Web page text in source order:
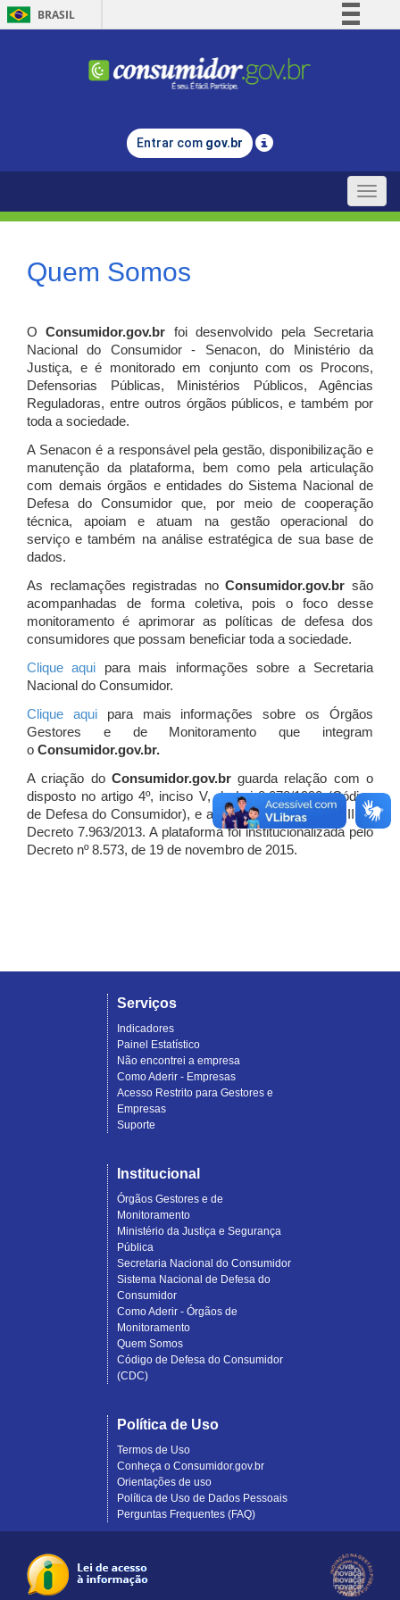
BRASIL
Comunica BR
Legislação
Entrar com gov.br
Toggle
Quem Somos
OConsumidor.gov.br
foi desenvolvido pela Secretaria
Nacional do Consumidor - Senacon, do Ministério da
Justiça, e é monitorado em conjunto com os Procons,
Defensorias Públicas, Ministérios Públicos, Agências
Reguladoras, entre outros órgãos públicos, e também por
toda a sociedade.
A Senacon é a responsável pela gestão, disponibilização e
manutenção da plataforma, bem como pela articulação
com demais órgãos e entidades do Sistema Nacional de
Defesa do Consumidor que, por meio de cooperação
técnica, apoiam e atuam na gestão operacional do
serviço e também na análise estratégica de sua base de
dados.
As reclamações registradas noConsumidor.gov.br são
acompanhadas de forma coletiva, pois o foco desse
monitoramento é aprimorar as políticas de defesa dos
consumidores que possam beneficiar toda a sociedade.
Clique aqui para mais informações sobre a Secretaria
Nacional do Consumidor.
Clique aquipara mais informações sobre os Órgãos
Gestores e de Monitoramento que integram
o Consumidor.gov.br.
A criação do Consumidor.gov.brguarda relação com o
disposto no artigo 4º, inciso V, da Lei 8.078/1990 (Código
de Defesa do Consumidor), e artigo 7º, incisos I, II e III do
Decreto 7.963/2013. A plataforma foi institucionalizada pelo
Decreto nº 8.573, de 19 de novembro de 2015.
Serviços
Indicadores
Painel Estatístico
Não encontrei a empresa
Como Aderir - Empresas
Acesso Restrito para Gestores e
Empresas
Suporte
Institucional
Órgãos Gestores e de
Monitoramento
Ministério da Justiça e Segurança
Pública
Secretaria Nacional do Consumidor
Sistema Nacional de Defesa do
Consumidor
Como Aderir - Órgãos de
Monitoramento
Quem Somos
Código de Defesa do Consumidor
(CDC)
Política de Uso
Termos de Uso
Conheça o Consumidor.gov.br
Orientações de uso
Política de Uso de Dados Pessoais
Perguntas Frequentes (FAQ)